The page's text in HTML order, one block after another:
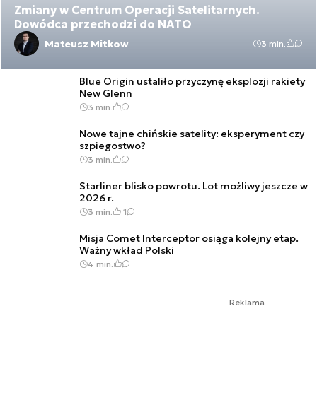
Zmiany w Centrum Operacji Satelitarnych.
Dowódca przechodzi do NATO
Mateusz Mitkow 3 min.
Blue Origin ustaliło przyczynę eksplozji rakiety
New Glenn
3 min.
Nowe tajne chińskie satelity: eksperyment czy
szpiegostwo?
3 min.
Starliner blisko powrotu. Lot możliwy jeszcze w
2026 r.
3 min. 1
Misja Comet Interceptor osiąga kolejny etap.
Ważny wkład Polski
4 min.
Reklama